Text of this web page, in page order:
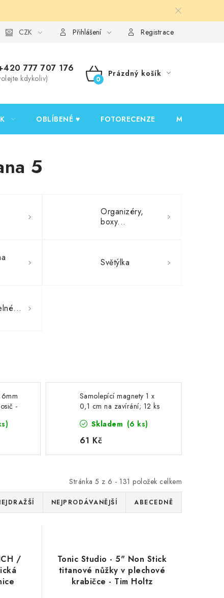
ochrany osobních údajů Ověřování recenzí
CZK Přihlášení Registrace
777 707 176
kdykoliv)
NÁKUPNÍ
Prázdný košík
OBLÍBENÉ ♥️ FOTORECENZE MOJE
5
Organizéry,
boxy...
Světýlka
-
ks
Samolepící magnety 1 x
0,1 cm na zavírání; 12 ks
Skladem (6 ks)
61 Kč
Stránka 5 z 6 - 131 položek celkem
NEJPRODÁVANĚJŠÍ ABECEDNĚ
/
Tonic Studio - 5" Non Stick
titanové nůžky v plechové
krabičce - Tim Holtz